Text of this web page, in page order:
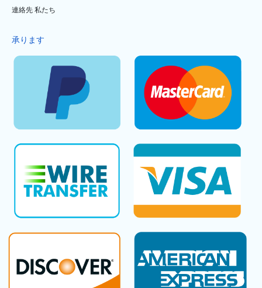
連絡先 私たち
承ります